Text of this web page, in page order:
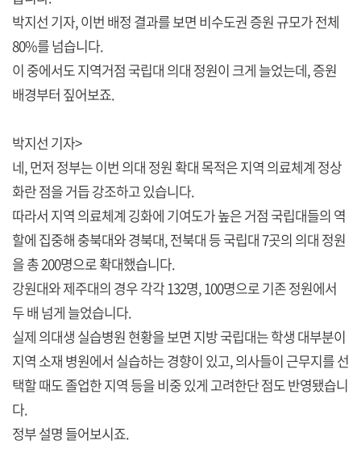
박지선 기자, 이번 배정 결과를 보면 비수도권 증원 규모가 전체
80%를 넘습니다.
이 중에서도 지역거점 국립대 의대 정원이 크게 늘었는데, 증원
배경부터 짚어보죠.
박지선 기자>
네, 먼저 정부는 이번 의대 정원 확대 목적은 지역 의료체계 정상
화란 점을 거듭 강조하고 있습니다.
따라서 지역 의료체계 깅화에 기여도가 높은 거점 국립대들의 역
할에 집중해 충북대와 경북대, 전북대 등 국립대 7곳의 의대 정원
을 총 200명으로 확대했습니다.
강원대와 제주대의 경우 각각 132명, 100명으로 기존 정원에서
두 배 넘게 늘었습니다.
실제 의대생 실습병원 현황을 보면 지방 국립대는 학생 대부분이
지역 소재 병원에서 실습하는 경향이 있고, 의사들이 근무지를 선
택할 때도 졸업한 지역 등을 비중 있게 고려한단 점도 반영됐습니
다.
정부 설명 들어보시죠.